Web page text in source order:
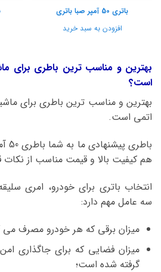
باتری 50 آمپر صبا باتری
افزودن به سبد خرید
بهترین و مناسب ترین باطری برای
است؟
اتمی است.
هم کیفیت بالا و قیمت مناسب از نکات
انتخاب باتری برای خودرو، امری
سه عامل مهم دارد:
میزان برقی که هر خودرو مصرف می
میزان فضایی که برای جاگذاری
گرفته شده است؛